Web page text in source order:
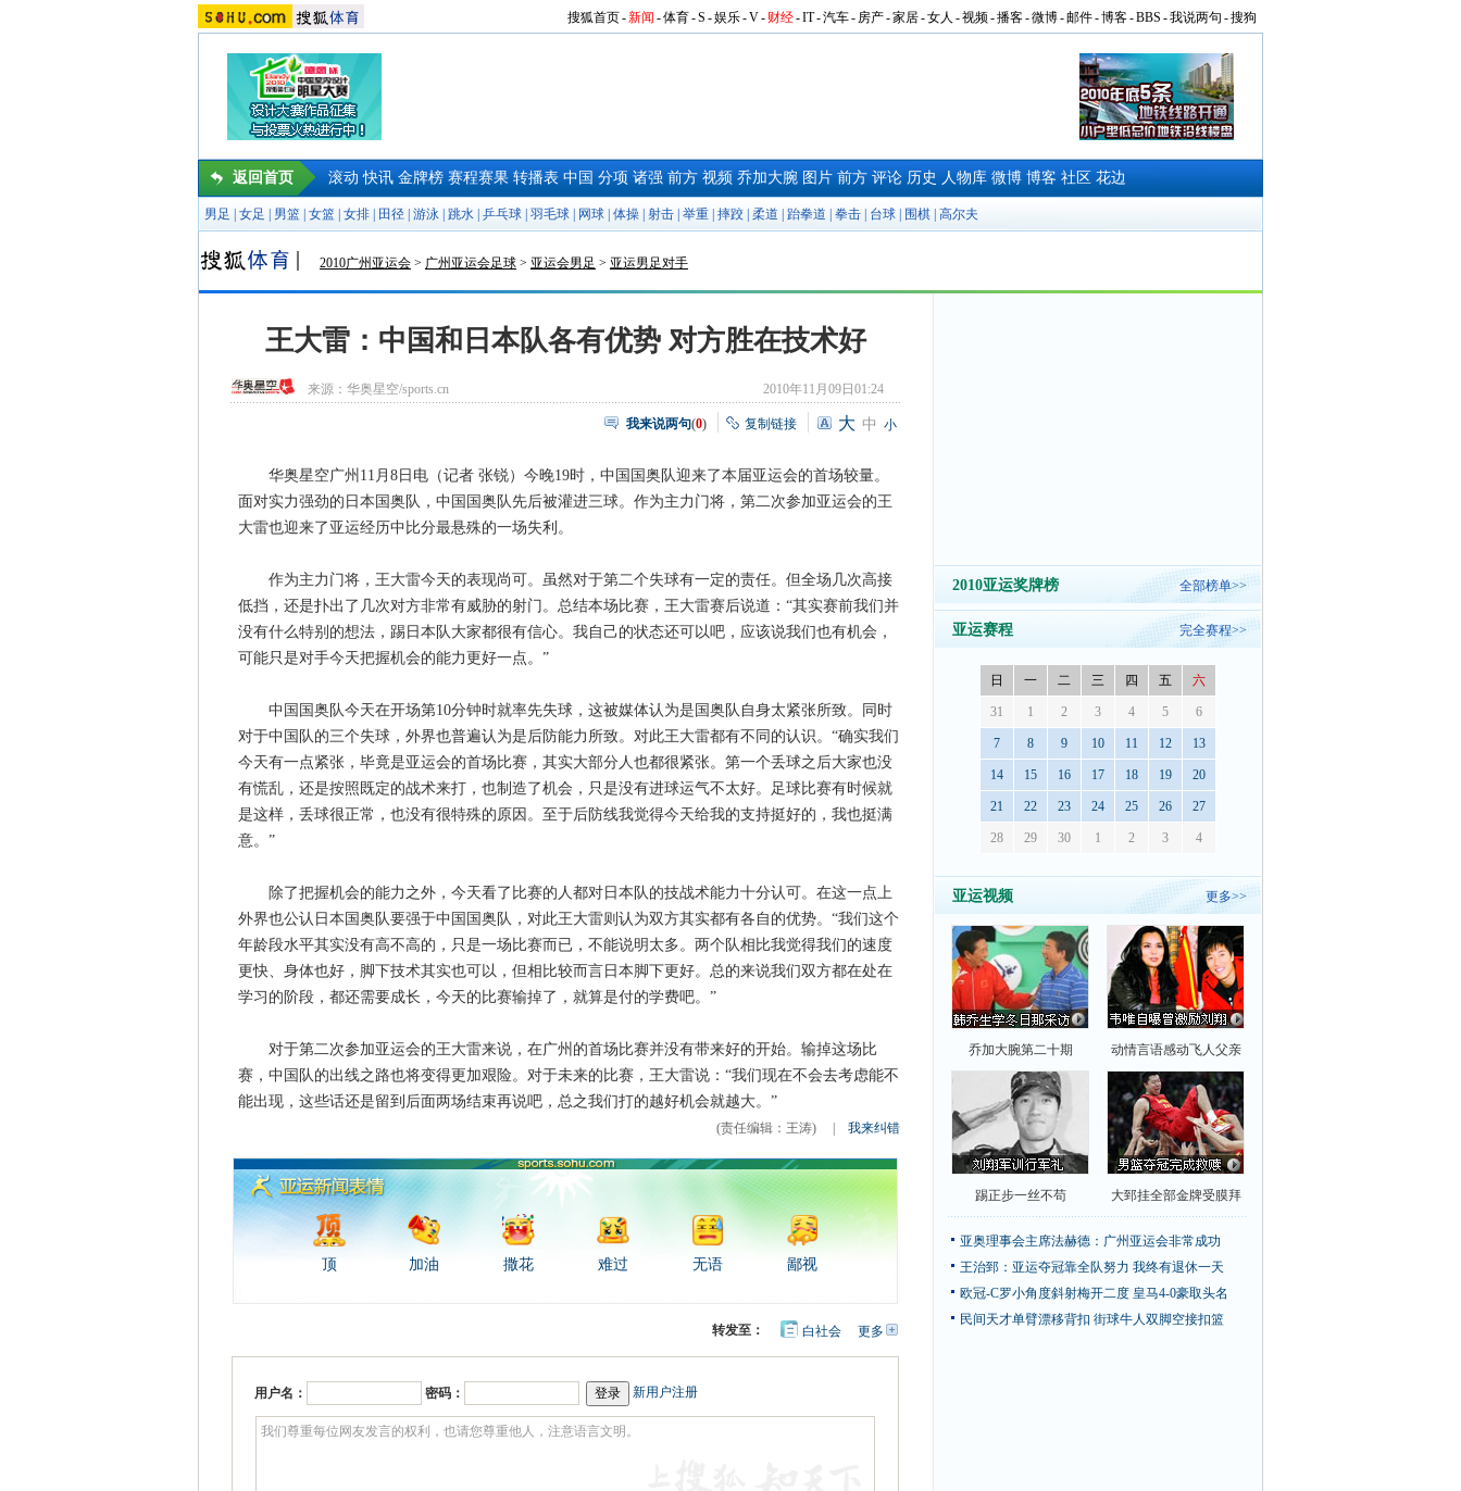
搜狐首页-新闻 -体育-S -娱乐-V- 财经-IT-汽车- 房产-家居-女人 -视频-播客-微博-邮件-博客-BBS -我说两句 -搜狗
返回首页 滚动 快讯 金牌榜 赛程赛果 转播表 中国 分项 诸强 前方 视频 乔加大腕 图片 前方 评论 历史 人物库 微博 博客 社区 花边
男足 女足 男篮 女篮 女排 田径 游泳 跳水 乒乓球 羽毛球 网球 体操 射击 举重 摔跤 柔道 跆拳道 拳击 台球 围棋 高尔夫
2010广州亚运会 > 广州亚运会足球 > 亚运会男足 > 亚运男足对手
王大雷：中国和日本队各有优势 对方胜在技术好
来源：华奥星空/sports.cn 2010年11月09日01:24
我来说两句(0) 复制链接 大 中 小
华奥星空广州11月8日电（记者 张锐）今晚19时，中国国奥队迎来了本届亚运会的首场较量。
面对实力强劲的日本国奥队，中国国奥队先后被灌进三球。作为主力门将，第二次参加亚运会的王
大雷也迎来了亚运经历中比分最悬殊的一场失利。
作为主力门将，王大雷今天的表现尚可。虽然对于第二个失球有一定的责任。但全场几次高接
低挡，还是扑出了几次对方非常有威胁的射门。总结本场比赛，王大雷赛后说道：“其实赛前我们并
没有什么特别的想法，踢日本队大家都很有信心。我自己的状态还可以吧，应该说我们也有机会，
可能只是对手今天把握机会的能力更好一点。”
中国国奥队今天在开场第10分钟时就率先失球，这被媒体认为是国奥队自身太紧张所致。同时
对于中国队的三个失球，外界也普遍认为是后防能力所致。对此王大雷都有不同的认识。“确实我们
今天有一点紧张，毕竟是亚运会的首场比赛，其实大部分人也都很紧张。第一个丢球之后大家也没
有慌乱，还是按照既定的战术来打，也制造了机会，只是没有进球运气不太好。足球比赛有时候就
是这样，丢球很正常，也没有很特殊的原因。至于后防线我觉得今天给我的支持挺好的，我也挺满
意。”
除了把握机会的能力之外，今天看了比赛的人都对日本队的技战术能力十分认可。在这一点上
外界也公认日本国奥队要强于中国国奥队，对此王大雷则认为双方其实都有各自的优势。“我们这个
年龄段水平其实没有高不高的，只是一场比赛而已，不能说明太多。两个队相比我觉得我们的速度
更快、身体也好，脚下技术其实也可以，但相比较而言日本脚下更好。总的来说我们双方都在处在
学习的阶段，都还需要成长，今天的比赛输掉了，就算是付的学费吧。”
对于第二次参加亚运会的王大雷来说，在广州的首场比赛并没有带来好的开始。输掉这场比
赛，中国队的出线之路也将变得更加艰险。对于未来的比赛，王大雷说：“我们现在不会去考虑能不
能出现，这些话还是留到后面两场结束再说吧，总之我们打的越好机会就越大。”
(责任编辑：王涛) 我来纠错
顶 加油 撒花 难过 无语 鄙视
更多开
转发至： 白社会
用户名： 密码： 新用户注册
2010亚运奖牌榜 全部榜单>>
亚运赛程 完全赛程>>
日 一 二 三 四 五 六
31 1 2 3 4 5 6
7 8 9 10 11 12 13
14 15 16 17 18 19 20
21 22 23 24 25 26 27
28 29 30 1 2 3 4
亚运视频 更多>>
乔加大腕第二十期 动情言语感动飞人父亲
踢正步一丝不苟 大郅挂全部金牌受膜拜
亚奥理事会主席法赫德：广州亚运会非常成功
王治郅：亚运夺冠靠全队努力 我终有退休一天
欧冠-C罗小角度斜射梅开二度 皇马4-0豪取头名
民间天才单臂漂移背扣 街球牛人双脚空接扣篮